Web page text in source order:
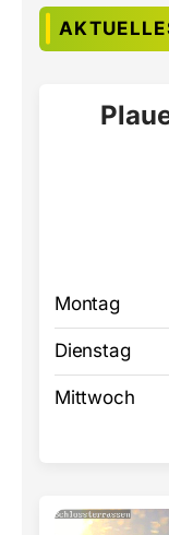
Montag
Dienstag
Mittwoch